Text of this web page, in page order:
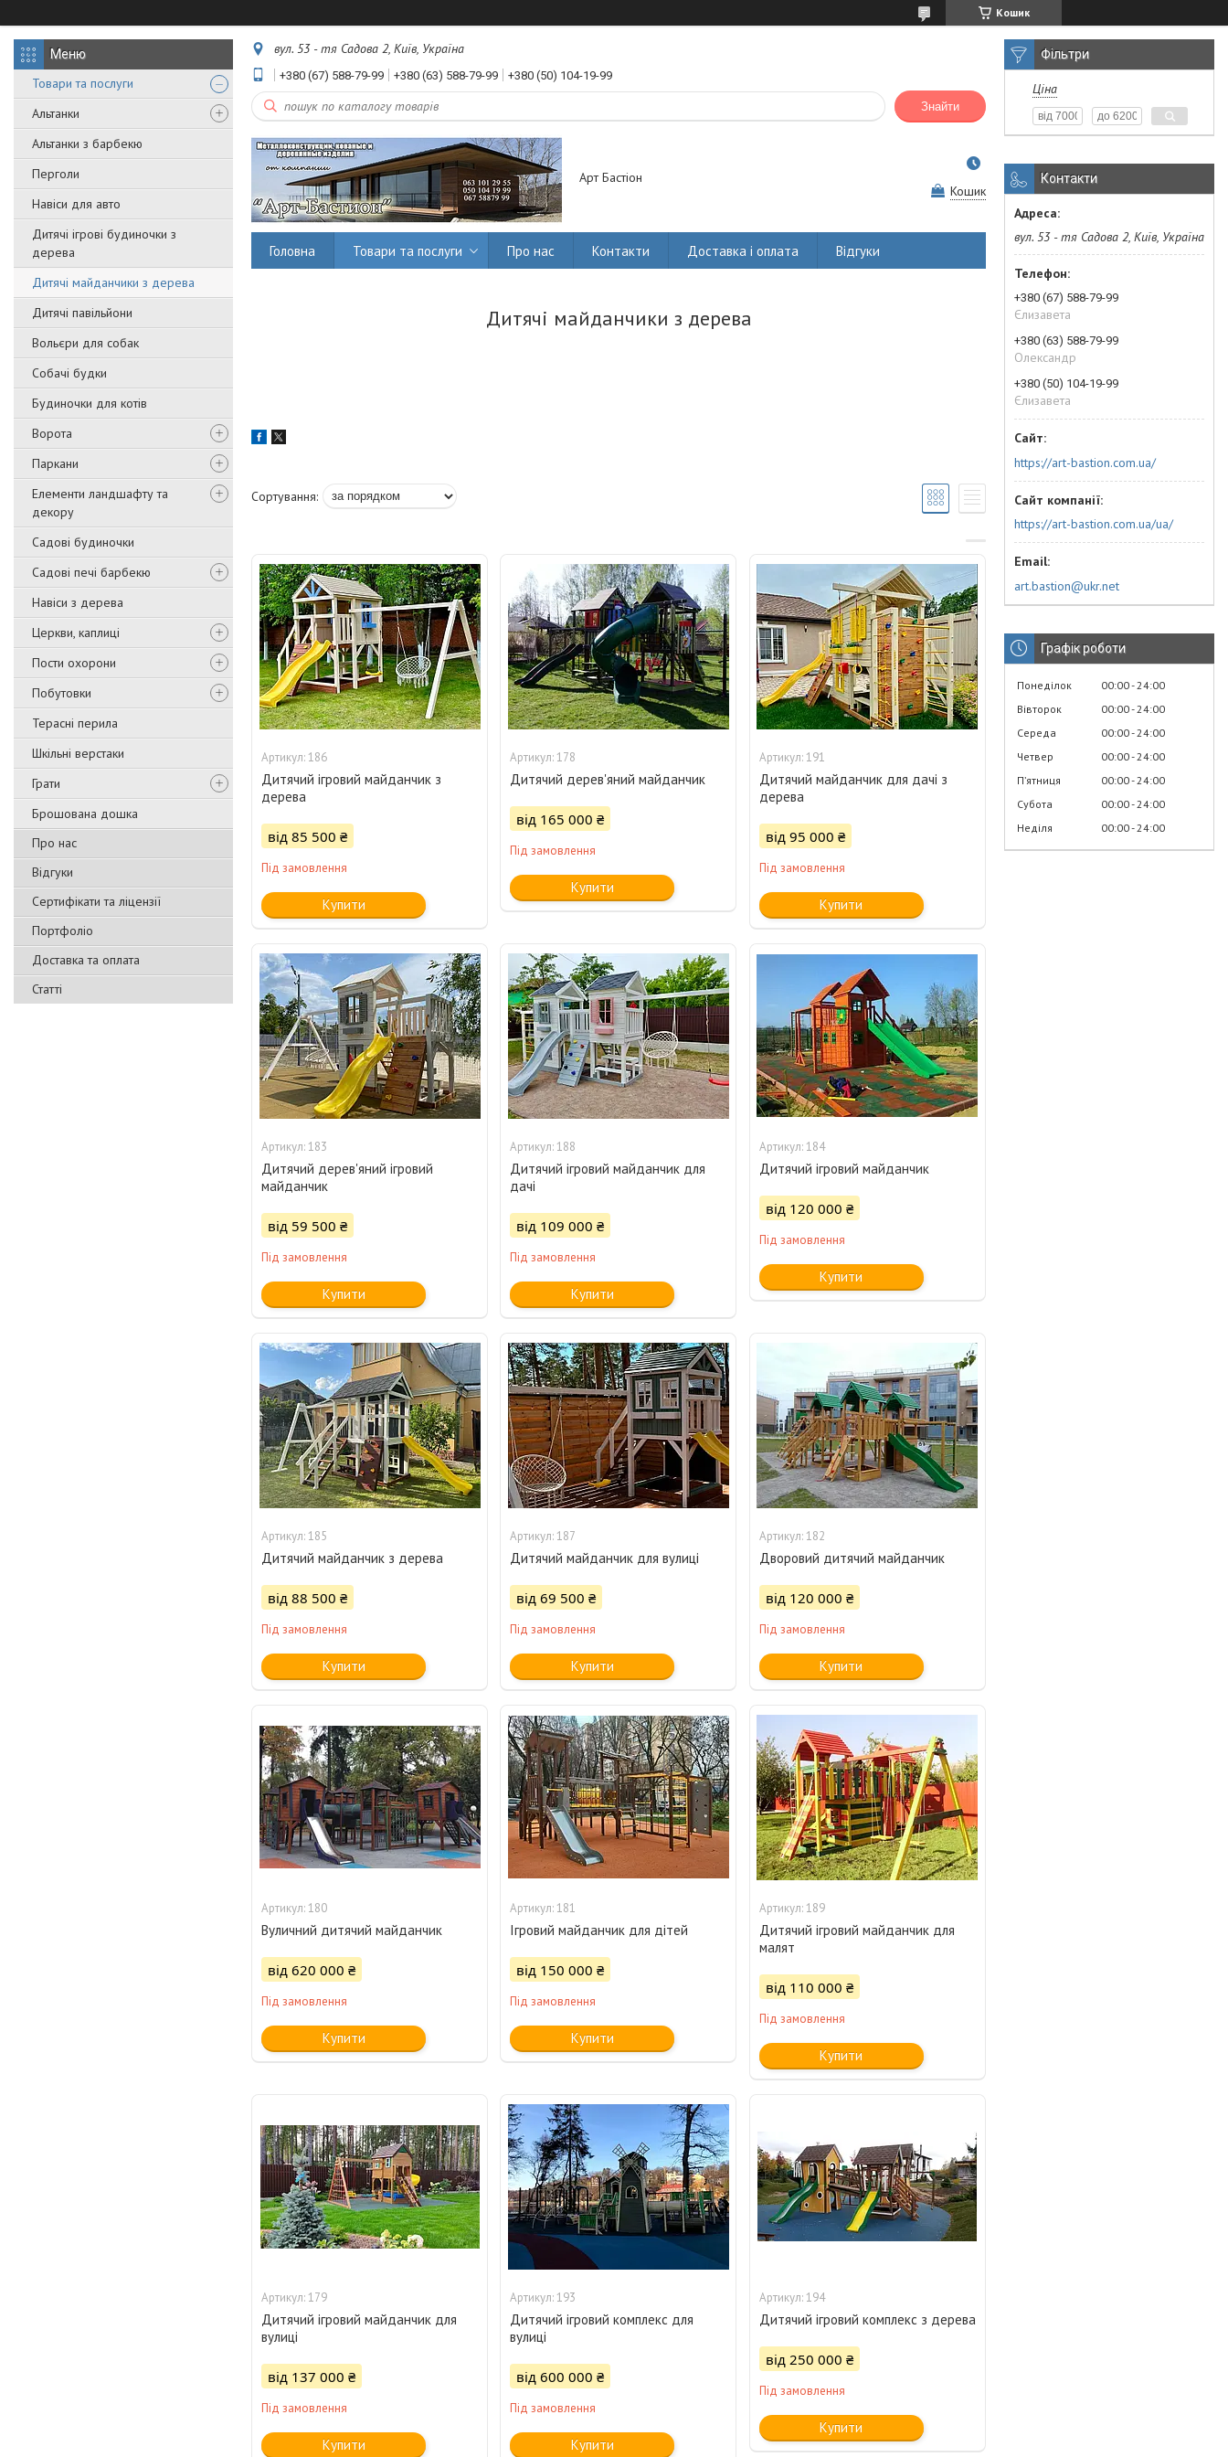
Кошик
Товари та послуги
Альтанки
Альтанки з барбекю
Перголи
Навіси для авто
Дитячі ігрові будиночки з
дерева
Дитячі майданчики з дерева
Дитячі павільйони
Вольєри для собак
Собачі будки
Будиночки для котів
Ворота
Паркани
Елементи ландшафту та
декору
Садові будиночки
Садові печі барбекю
Навіси з дерева
Церкви, каплиці
Пости охорони
Побутовки
Терасні перила
Шкільні верстаки
Грати
Брошована дошка
Про нас
Відгуки
Сертифікати та ліцензії
Портфоліо
Доставка та оплата
Статті
вул. 53 - тя Садова 2, Київ, Україна
+380 (67) 588-79-99 +380 (63) 588-79-99 +380 (50) 104-19-99
Знайти
Арт Бастіон
Кошик
Головна Товари та послуги Про нас Контакти Доставка і оплата Відгуки
Дитячі майданчики з дерева
186
Дитячий ігровий майданчик з
дерева
від 85 500 ₴
Під замовлення
Купити
178
Дитячий дерев'яний майданчик
від 165 000 ₴
Під замовлення
Купити
191
Дитячий майданчик для дачі з
дерева
від 95 000 ₴
Під замовлення
Купити
183
Дитячий дерев'яний ігровий
майданчик
від 59 500 ₴
Під замовлення
Купити
188
Дитячий ігровий майданчик для
дачі
від 109 000 ₴
Під замовлення
Купити
184
Дитячий ігровий майданчик
від 120 000 ₴
Під замовлення
Купити
185
Дитячий майданчик з дерева
від 88 500 ₴
Під замовлення
Купити
187
Дитячий майданчик для вулиці
від 69 500 ₴
Під замовлення
Купити
182
Дворовий дитячий майданчик
від 120 000 ₴
Під замовлення
Купити
180
Вуличний дитячий майданчик
від 620 000 ₴
Під замовлення
Купити
181
Ігровий майданчик для дітей
від 150 000 ₴
Під замовлення
Купити
189
Дитячий ігровий майданчик для
малят
від 110 000 ₴
Під замовлення
Купити
179
Дитячий ігровий майданчик для
вулиці
від 137 000 ₴
Під замовлення
Купити
193
Дитячий ігровий комплекс для
вулиці
від 600 000 ₴
Під замовлення
Купити
194
Дитячий ігровий комплекс з дерева
від 250 000 ₴
Під замовлення
Купити
Фільтри
Ціна
Контакти
вул. 53 - тя Садова 2, Київ, Україна
+380 (67) 588-79-99
Єлизавета
+380 (63) 588-79-99
Олександр
+380 (50) 104-19-99
Єлизавета
https://art-bastion.com.ua/
https://art-bastion.com.ua/ua/
art.bastion@ukr.net
Графік роботи
Понеділок 00:00 24:00
Вівторок
00:00 24:00
Середа
00:00 24:00
Четвер
00:00 24:00
Пʼятниця
00:00 24:00
Субота
00:00 24:00
Неділя
00:00 24:00